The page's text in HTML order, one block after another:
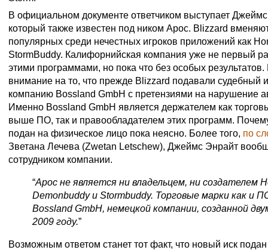
В официальном документе ответчиком выступает
который также известен под ником Apoc. Blizzard
популярных среди нечестных игроков приложений как
StormBuddy. Калифорнийская компания уже не первый
этими программами, но пока что без особых результатов.
внимание на то, что прежде Blizzard подавали судебный
компанию Bossland GmbH с претензиями на нарушение
Именно Bossland GmbH является держателем как
выше ПО, так и правообладателем этих программ.
подан на физическое лицо пока неясно. Более того, по
Зветана Лечева (Zwetan Letschew), Джеймс Энрайт
сотрудником компании.
“Apoc не является ни владельцем, ни создателем
Demonbuddy и Stormbuddy. Торговые марки как и
Bossland GmbH, немецкой компании, созданной
2009 году.”
Возможным ответом станет тот факт, что новый иск